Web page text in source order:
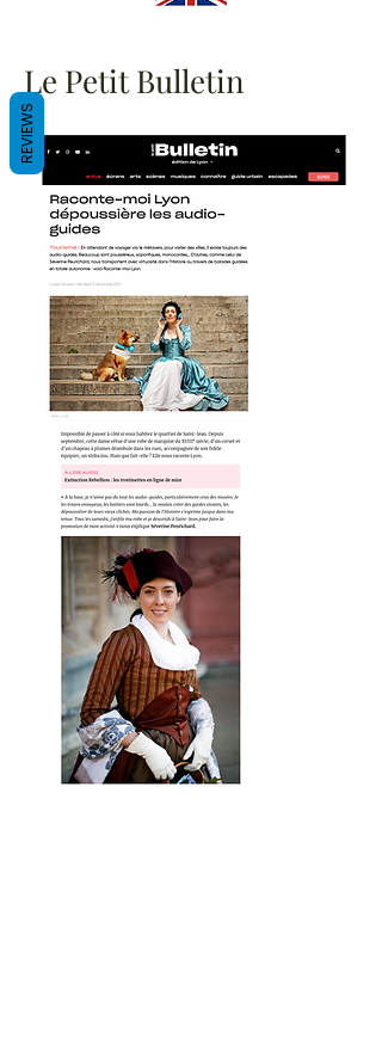
Le Petit Bulletin
REVIEWS